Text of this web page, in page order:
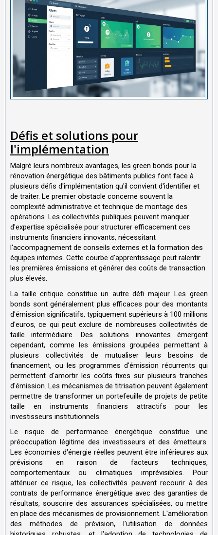
Défis et solutions pour
l'implémentation
Malgré leurs nombreux avantages, les green bonds pour la
rénovation énergétique des bâtiments publics font face à
plusieurs défis d'implémentation qu'il convient d'identifier et
de traiter. Le premier obstacle concerne souvent la
complexité administrative et technique de montage des
opérations. Les collectivités publiques peuvent manquer
d'expertise spécialisée pour structurer efficacement ces
instruments financiers innovants, nécessitant
l'accompagnement de conseils externes et la formation des
équipes internes. Cette courbe d'apprentissage peut ralentir
les premières émissions et générer des coûts de transaction
plus élevés.
La taille critique constitue un autre défi majeur. Les green
bonds sont généralement plus efficaces pour des montants
d'émission significatifs, typiquement supérieurs à 100 millions
d'euros, ce qui peut exclure de nombreuses collectivités de
taille intermédiaire. Des solutions innovantes émergent
cependant, comme les émissions groupées permettant à
plusieurs collectivités de mutualiser leurs besoins de
financement, ou les programmes d'émission récurrents qui
permettent d'amortir les coûts fixes sur plusieurs tranches
d'émission. Les mécanismes de titrisation peuvent également
permettre de transformer un portefeuille de projets de petite
taille en instruments financiers attractifs pour les
investisseurs institutionnels.
Le risque de performance énergétique constitue une
préoccupation légitime des investisseurs et des émetteurs.
Les économies d'énergie réelles peuvent être inférieures aux
prévisions en raison de facteurs techniques,
comportementaux ou climatiques imprévisibles. Pour
atténuer ce risque, les collectivités peuvent recourir à des
contrats de performance énergétique avec des garanties de
résultats, souscrire des assurances spécialisées, ou mettre
en place des mécanismes de provisionnement. L'amélioration
des méthodes de prévision, l'utilisation de données